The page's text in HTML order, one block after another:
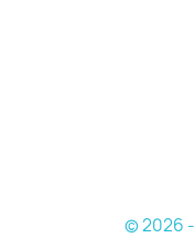
© 2026